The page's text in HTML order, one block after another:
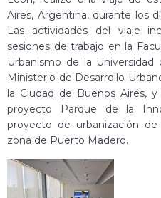
Aires, Argentina, durante los
Las actividades del viaje
sesiones de trabajo en la
Urbanismo de la Universidad
Ministerio de Desarrollo
la Ciudad de Buenos Aires,
proyecto Parque de la
proyecto de urbanización
zona de Puerto Madero.